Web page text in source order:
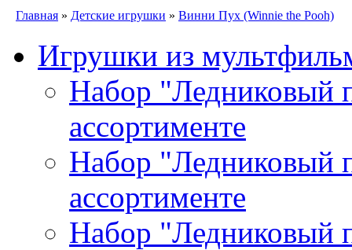
Главная » Детские игрушки » Винни Пух (Winnie the Pooh)
Игрушки из
Набор "Ледниковый
ассортименте
Набор "Ледниковый
ассортименте
Набор "Ледниковый